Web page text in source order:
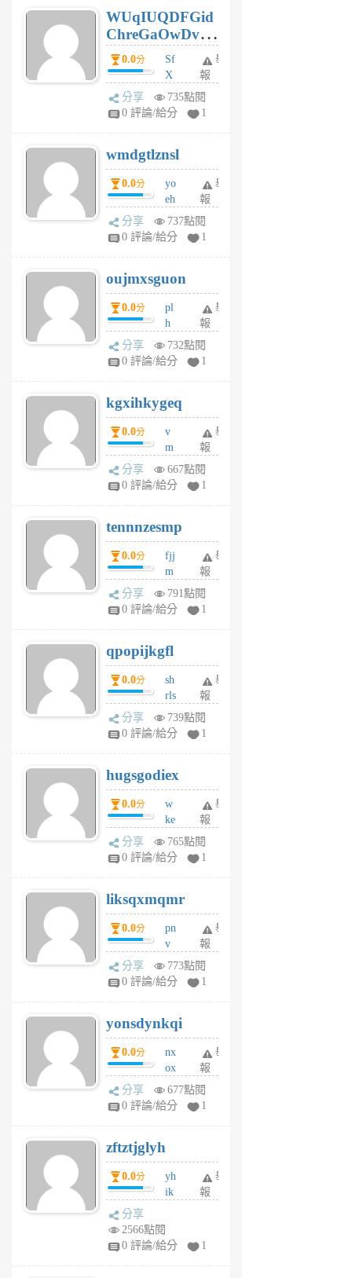
個
月
前
WUqIUQDFGid
ChreGaOwDv
dY0.0分
Sf
X
Pe
Jc
R
P
m
v
A
V
個
月
前
舉
報
分享
735點閱
0 評論/給分
1
wmdgtlznsl
0.0分
yo
eh
ld
gy
個
月
前
舉
報
分享
737點閱
0 評論/給分
1
oujmxsguon
0.0分
pl
h
wi
w
6
個
月
前
舉
報
分享
732點閱
0 評論/給分
1
kgxihkygeq
0.0分
v
m
sg
sr
6
個
月
前
舉
報
分享
667點閱
0 評論/給分
1
tennnzesmp
0.0分
fjj
m
w
rs
6
個
月
前
舉
報
分享
791點閱
0 評論/給分
1
qpopijkgfl
0.0分
sh
rls
k
m
6
個
月
前
舉
報
分享
739點閱
0 評論/給分
1
hugsgodiex
0.0分
w
ke
rv
pj
6
個
月
前
舉
報
分享
765點閱
0 評論/給分
1
liksqxmqmr
0.0分
pn
v
wt
sv
6
個
月
前
舉
報
分享
773點閱
0 評論/給分
1
yonsdynkqi
0.0分
nx
ox
rh
pe
月
前
舉
報
分享
677點閱
0 評論/給分
1
zftztjglyh
0.0分
yh
ik
tu
舉
報
分享
2566點閱
0 評論/給分
1